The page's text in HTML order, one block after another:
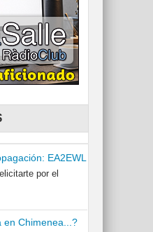
EA2EWL
por el
en Chimenea...?